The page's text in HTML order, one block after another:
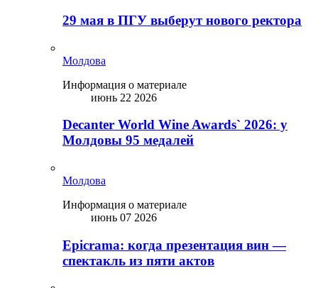
29 мая в ПГУ выберут нового ректора
Молдова
Информация о материале
июнь 22 2026
Decanter World Wine Awards` 2026: у
Молдовы 95 медалей
Молдова
Информация о материале
июнь 07 2026
Epicrama: когда презентация вин —
спектакль из пяти актов